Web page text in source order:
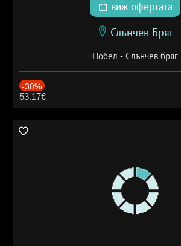
виж офертата
Слънчев Бряг
Нобел - Слънчев бряг
-30%
53.17€